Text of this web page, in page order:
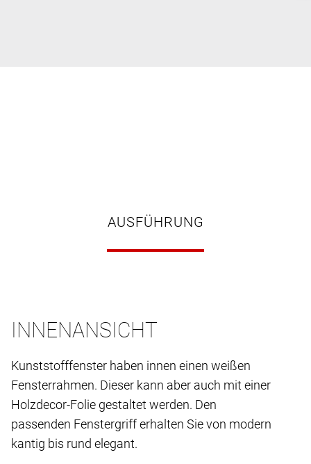
AUSFÜHRUNG
INNENANSICHT
Kunststofffenster haben innen einen weißen
Fensterrahmen. Dieser kann aber auch mit einer
Holzdecor-Folie gestaltet werden. Den
passenden Fenstergriff erhalten Sie von modern
kantig bis rund elegant.